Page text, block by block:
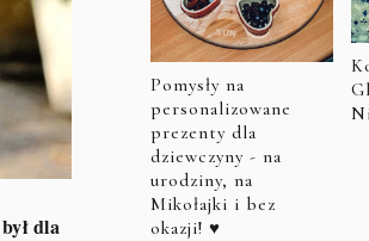
dla
Pomysły na
personalizowane
prezenty dla
dziewczyny - na
urodziny, na
Mikołajki i bez
okazji! ♥